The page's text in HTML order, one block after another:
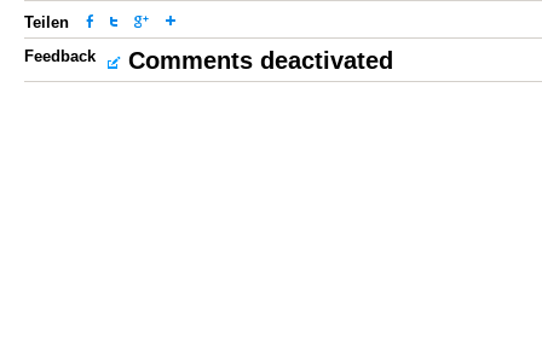
Teilen
Feedback
Comments deactivated